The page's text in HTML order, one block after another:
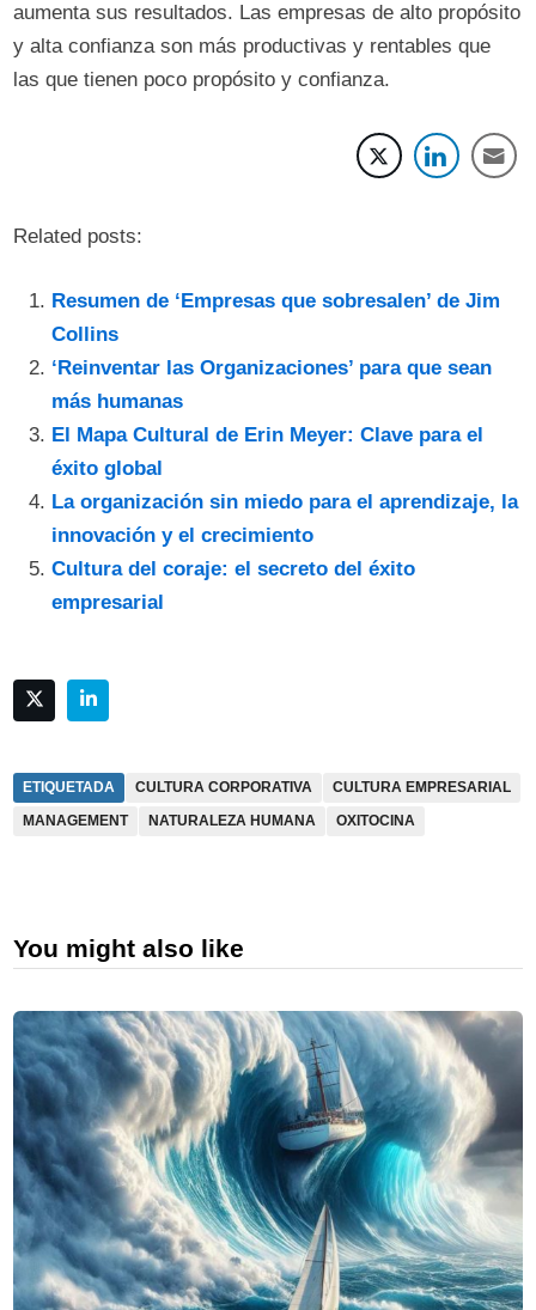
aumenta sus resultados. Las empresas de alto propósito
y alta confianza son más productivas y rentables que
las que tienen poco propósito y confianza.
Related posts:
Resumen de ‘Empresas que sobresalen’ de Jim
Collins
‘Reinventar las Organizaciones’ para que sean
más humanas
El Mapa Cultural de Erin Meyer: Clave para el
éxito global
La organización sin miedo para el aprendizaje, la
innovación y el crecimiento
Cultura del coraje: el secreto del éxito
empresarial
ETIQUETADA CULTURA CORPORATIVA
CULTURA EMPRESARIAL
MANAGEMENT
NATURALEZA HUMANA OXITOCINA
You might also like